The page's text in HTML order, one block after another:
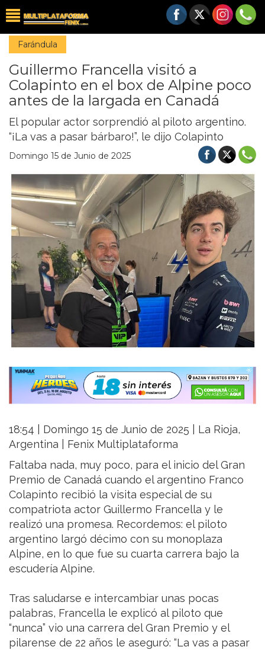
Farándula
Guillermo Francella visitó a
Colapinto en el box de Alpine poco
antes de la largada en Canadá
El popular actor sorprendió al piloto argentino.
“¡La vas a pasar bárbaro!”, le dijo Colapinto
Domingo 15 de Junio de 2025
18:54 | Domingo 15 de Junio de 2025 | La Rioja,
Argentina | Fenix Multiplataforma
Faltaba nada, muy poco, para el inicio del Gran
Premio de Canadá cuando el argentino Franco
Colapinto recibió la visita especial de su
compatriota actor Guillermo Francella y le
realizó una promesa. Recordemos: el piloto
argentino largó décimo con su monoplaza
Alpine, en lo que fue su cuarta carrera bajo la
escudería Alpine.
Tras saludarse e intercambiar unas pocas
palabras, Francella le explicó al piloto que
“nunca” vio una carrera del Gran Premio y el
pilarense de 22 años le aseguró: “La vas a pasar